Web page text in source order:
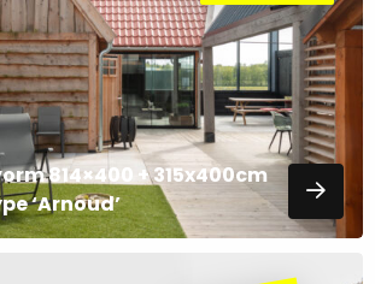
814×400 + 315x400cm
‘Arnoud’